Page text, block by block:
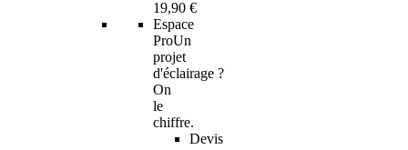
19,90 €
Espace
ProUn
projet
d'éclairage ?
On
le
chiffre.
Devis